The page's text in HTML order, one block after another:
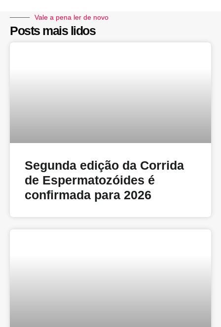
Vale a pena ler de novo
Posts mais lidos
Segunda edição da Corrida
de Espermatozóides é
confirmada para 2026